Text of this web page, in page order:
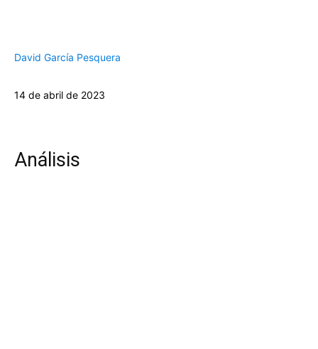
David García Pesquera
14 de abril de 2023
Análisis